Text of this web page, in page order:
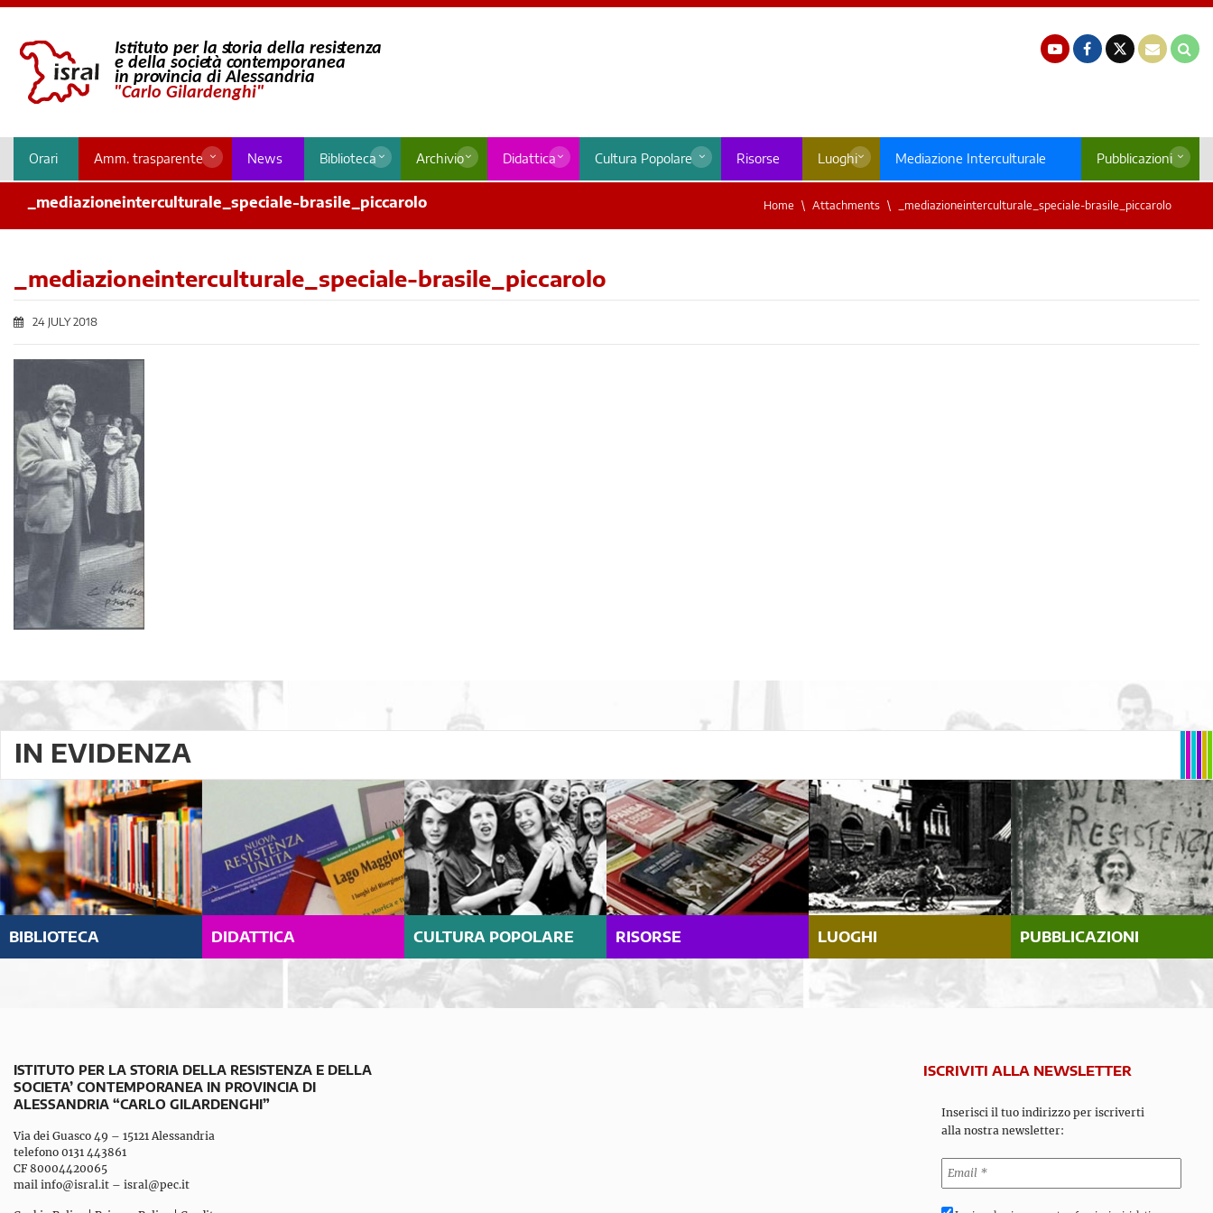
Orari Amm. trasparente News Biblioteca Archivio Didattica Cultura Popolare Risorse Luoghi Mediazione Interculturale Pubblicazioni
_mediazioneinterculturale_speciale-brasile_piccarolo Home Attachments _mediazioneinterculturale_speciale-brasile_piccarolo
_mediazioneinterculturale_speciale-brasile_piccarolo
24 JULY 2018
IN EVIDENZA
BIBLIOTECA DIDATTICA CULTURA POPOLARE RISORSE LUOGHI PUBBLICAZIONI
ISTITUTO PER LA STORIA DELLA RESISTENZA E DELLA
SOCIETA’ CONTEMPORANEA IN PROVINCIA DI
ALESSANDRIA “CARLO GILARDENGHI”
Via dei Guasco 49 – 15121 Alessandria
telefono 0131 443861
CF 80004420065
mail info@isral.it – isral@pec.it
ISCRIVITI ALLA NEWSLETTER
Inserisci il tuo indirizzo per iscriverti
alla nostra newsletter: